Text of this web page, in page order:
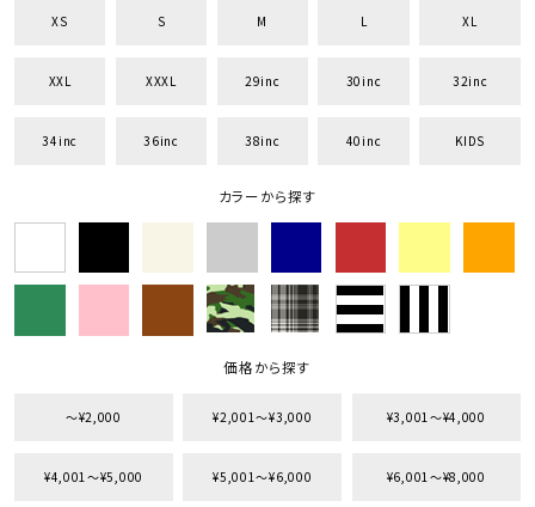
XS S M L XL
XXL XXXL 29inc 30inc 32inc
34inc 36inc 38inc 40inc KIDS
カラーから探す
価格から探す
〜¥2,000 ¥2,001〜¥3,000 ¥3,001〜¥4,000
¥4,001〜¥5,000 ¥5,001〜¥6,000 ¥6,001〜¥8,000